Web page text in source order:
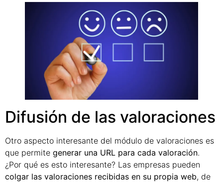
Difusión de las valoraciones
Otro aspecto interesante del módulo de valoraciones es
que permite generar una URL para cada valoración.
¿Por qué es esto interesante? Las empresas pueden
colgar las valoraciones recibidas en su propia web, de